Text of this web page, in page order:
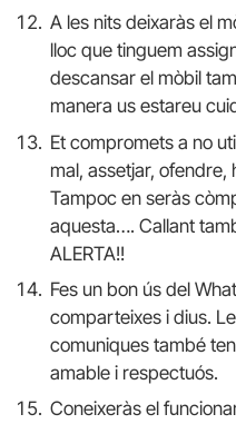
A les nits deixaràs el
lloc que tinguem
descansar el mòbil
manera us estareu
Et compromets a no
mal, assetjar, ofendre,
Tampoc en seràs
aquesta…. Callant
ALERTA!!
Fes un bon ús del
comparteixes i dius.
comuniques també
amable i respectuós.
Coneixeràs el